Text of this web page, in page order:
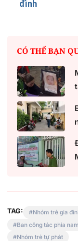
đình
CÓ THỂ BẠN
TAG: Nhóm trẻ gia
Ban công tác phía nam
Nhóm trẻ tự phát